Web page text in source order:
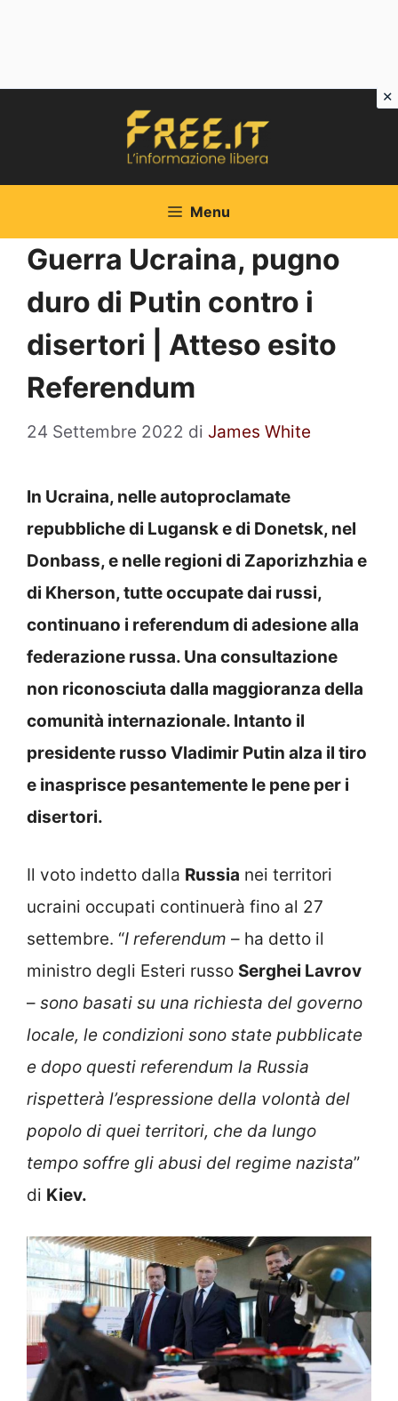
Menu
Guerra Ucraina, pugno
duro di Putin contro i
disertori | Atteso esito
Referendum
24 Settembre 2022 di James White
In Ucraina, nelle autoproclamate
repubbliche di Lugansk e di Donetsk, nel
Donbass, e nelle regioni di Zaporizhzhia e
di Kherson, tutte occupate dai russi,
continuano i referendum di adesione alla
federazione russa. Una consultazione
non riconosciuta dalla maggioranza della
comunità internazionale. Intanto il
presidente russo Vladimir Putin alza il tiro
e inasprisce pesantemente le pene per i
disertori.
Il voto indetto dalla Russia nei territori
ucraini occupati continuerà fino al 27
settembre. “I referendum – ha detto il
ministro degli Esteri russo Serghei Lavrov
– sono basati su una richiesta del governo
locale, le condizioni sono state pubblicate
e dopo questi referendum la Russia
rispetterà l’espressione della volontà del
popolo di quei territori, che da lungo
tempo soffre gli abusi del regime nazista”
di Kiev.